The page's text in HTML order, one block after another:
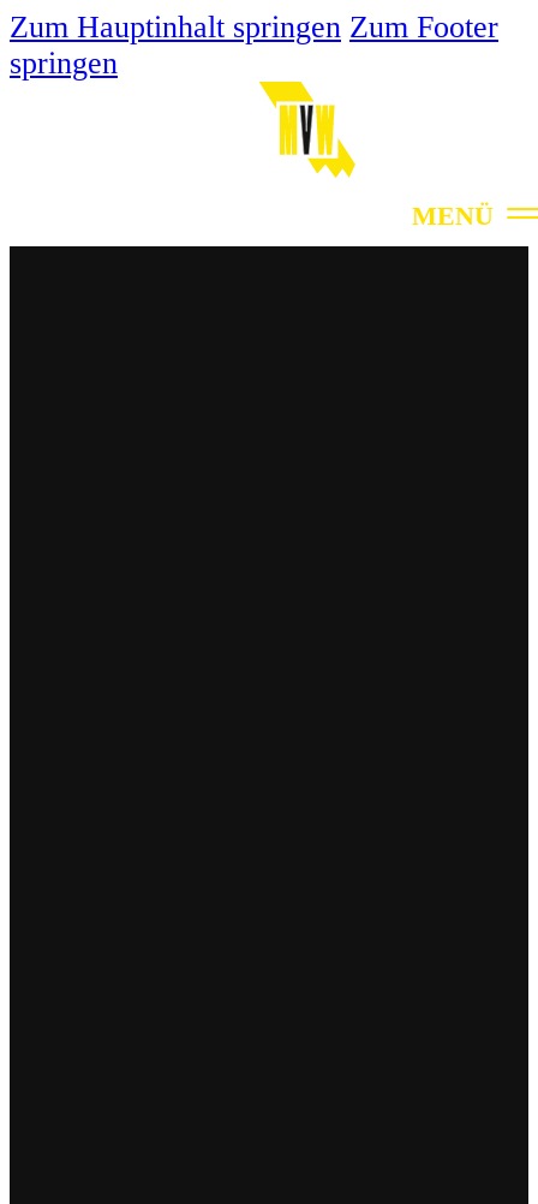
Zum Hauptinhalt springen Zum Footer
springen